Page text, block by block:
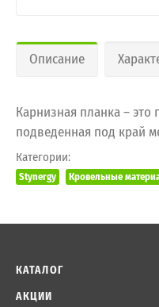
Описание
Карнизная планка – это
подведенная под край
Категории:
Stynergy Кровельные
КАТАЛОГ
АКЦИИ